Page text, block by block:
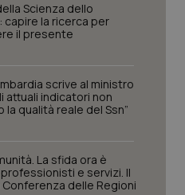
Scienza dello
capire la ricerca per
il presente
scrive al ministro
attuali indicatori non
qualità reale del Ssn”
La sfida ora è
e servizi. Il
delle Regioni
a rendere fruibile il
di base quali la
l'accesso alle aree
non è in grado di
questi cookie.
Fornitore Dominio
YouTube
.youtube.com